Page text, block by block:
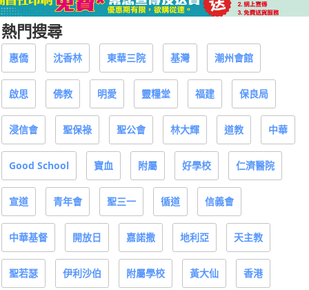
熱門搜尋
惠僑 沈香林 東華三院 基灣 潮州會館
啟思 佛教 明愛 靈糧堂 福建 保良局
浸信會 聖保祿 聖公會 林大輝 道教 中華
Good School 寶血 附屬 好學校 仁濟醫院
宣道 青年會 聖三一 循道 信義會
中華基督 開放日 嘉諾撒 地利亞 天主教
聖若瑟 伊利沙伯 附屬學校 黃大仙 香港